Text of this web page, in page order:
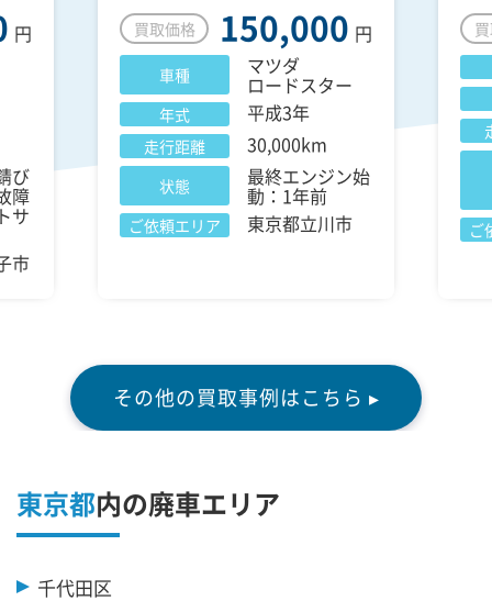
円
び
障
サ
市
買取価格 150,000 円
車種 マツダ
ロードスター
年式 平成3年
走行距離 30,000km
状態 最終エンジン始
動：1年前
ご依頼エリア 東京都立川市 ご
その他の買取事例はこちら ▸
東京都内の廃車エリア
千代田区